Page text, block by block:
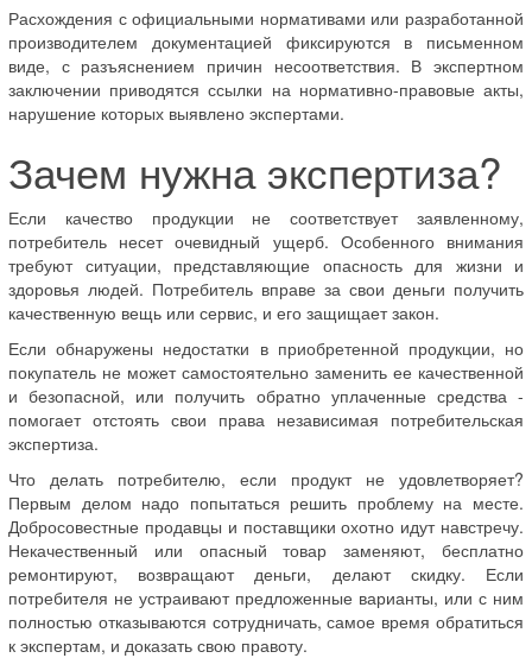
Расхождения с официальными нормативами или разработанной
производителем документацией фиксируются в письменном
виде, с разъяснением причин несоответствия. В экспертном
заключении приводятся ссылки на нормативно-правовые акты,
нарушение которых выявлено экспертами.
Зачем нужна экспертиза?
Если качество продукции не соответствует заявленному,
потребитель несет очевидный ущерб. Особенного внимания
требуют ситуации, представляющие опасность для жизни и
здоровья людей. Потребитель вправе за свои деньги получить
качественную вещь или сервис, и его защищает закон.
Если обнаружены недостатки в приобретенной продукции, но
покупатель не может самостоятельно заменить ее качественной
и безопасной, или получить обратно уплаченные средства -
помогает отстоять свои права независимая потребительская
экспертиза.
Что делать потребителю, если продукт не удовлетворяет?
Первым делом надо попытаться решить проблему на месте.
Добросовестные продавцы и поставщики охотно идут навстречу.
Некачественный или опасный товар заменяют, бесплатно
ремонтируют, возвращают деньги, делают скидку. Если
потребителя не устраивают предложенные варианты, или с ним
полностью отказываются сотрудничать, самое время обратиться
к экспертам, и доказать свою правоту.